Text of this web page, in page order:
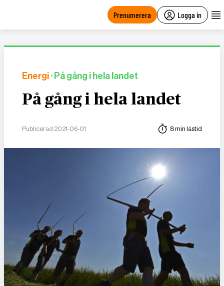
Prenumerera Logga in
Energi· På gång i hela landet
På gång i hela landet
Publicerad 2021-06-01 8 min lästid